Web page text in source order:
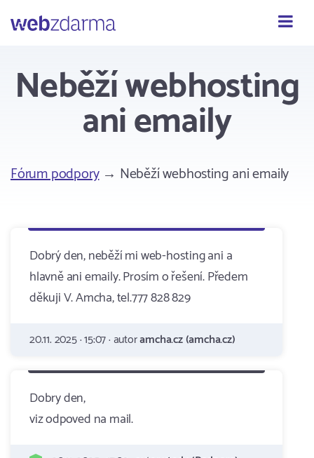
Webzdarma
Neběží webhosting
ani emaily
Fórum podpory→ Neběží webhosting ani emaily
Dobrý den, neběží mi web-hosting ani a
hlavně ani emaily. Prosím o řešení. Předem
děkuji V. Amcha, tel.777 828 829
20.11. 2025 · 15:07 · autoramcha.cz (amcha.cz)
Dobry den,
viz odpoved na mail.